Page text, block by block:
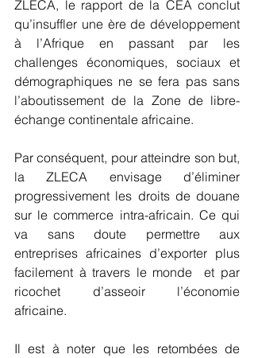
ZLECA, le rapport de la CEA conclut
qu’insuffler une ère de développement
à l’Afrique en passant par les
challenges économiques, sociaux et
démographiques ne se fera pas sans
l’aboutissement de la Zone de libre-
échange continentale africaine.
Par conséquent, pour atteindre son but,
la ZLECA envisage d’éliminer
progressivement les droits de douane
sur le commerce intra-africain. Ce qui
va sans doute permettre aux
entreprises africaines d’exporter plus
facilement à travers le monde  et par
ricochet d’asseoir l’économie
africaine.
Il est à noter que les retombées de